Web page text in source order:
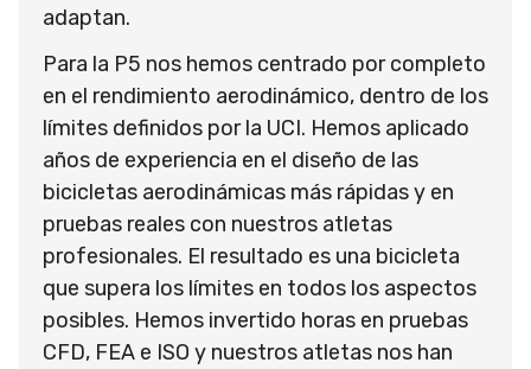
adaptan.
Para la P5 nos hemos centrado por completo
en el rendimiento aerodinámico, dentro de los
límites definidos por la UCI. Hemos aplicado
años de experiencia en el diseño de las
bicicletas aerodinámicas más rápidas y en
pruebas reales con nuestros atletas
profesionales. El resultado es una bicicleta
que supera los límites en todos los aspectos
posibles. Hemos invertido horas en pruebas
CFD, FEA e ISO y nuestros atletas nos han